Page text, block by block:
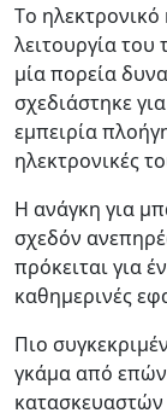
Tο
λειτουργία του
μία πορεία
σχεδιάστηκε
εμπειρία
ηλεκτρονικές
Η ανάγκη για
σχεδόν
πρόκειται για
καθημερινές
Πιο
γκάμα από
κατασκευαστών